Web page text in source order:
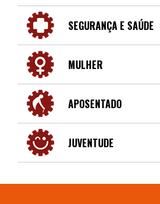
SEGURANÇA E SAÚDE
MULHER
APOSENTADO
JUVENTUDE